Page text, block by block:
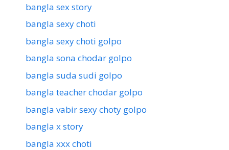
bangla sex story
bangla sexy choti
bangla sexy choti golpo
bangla sona chodar golpo
bangla suda sudi golpo
bangla teacher chodar golpo
bangla vabir sexy choty golpo
bangla x story
bangla xxx choti